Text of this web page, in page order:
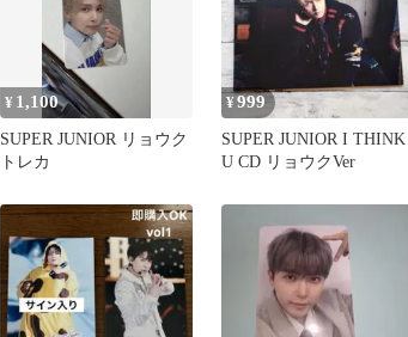
¥ 1,100
SUPER JUNIOR リョウク
トレカ
¥999
SUPER JUNIOR I THINK
U CD リョウクVer